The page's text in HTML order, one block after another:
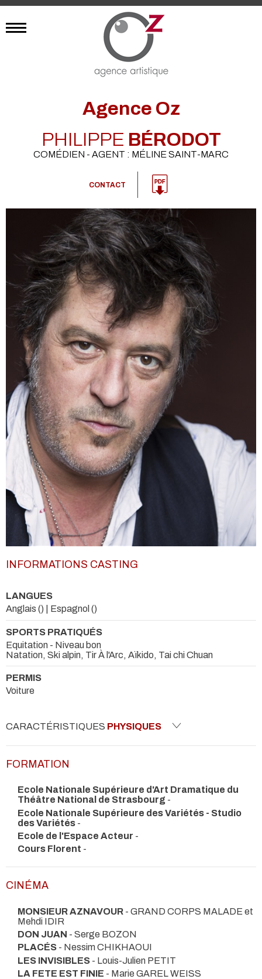
Agence Oz
PHILIPPE BÉRODOT
COMÉDIEN - AGENT : MÉLINE SAINT-MARC
CONTACT
INFORMATIONS CASTING
LANGUES
Anglais () | Espagnol ()
SPORTS PRATIQUÉS
Equitation - Niveau bon
Natation, Ski alpin, Tir À l'Arc, Aïkido, Tai chi Chuan
PERMIS
Voiture
CARACTÉRISTIQUES PHYSIQUES
FORMATION
Ecole Nationale Supérieure d'Art Dramatique du
Théâtre National de Strasbourg -
Ecole Nationale Supérieure des Variétés - Studio
des Variétés -
Ecole de l'Espace Acteur -
Cours Florent -
CINÉMA
MONSIEUR AZNAVOUR - GRAND CORPS MALADE et
Mehdi IDIR
DON JUAN - Serge BOZON
PLACÉS - Nessim CHIKHAOUI
LES INVISIBLES - Louis-Julien PETIT
LA FETE EST FINIE - Marie GAREL WEISS